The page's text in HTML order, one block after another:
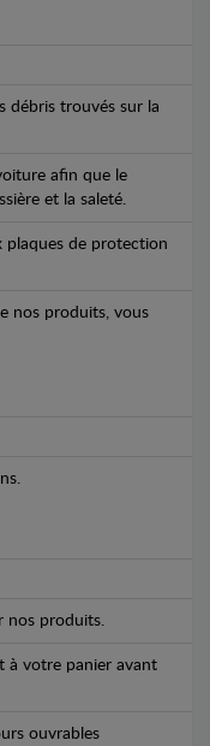
débris trouvés sur la
afin que le
et la saleté.
plaques de protection
nos produits, vous
nos produits.
à votre panier avant
ouvrables